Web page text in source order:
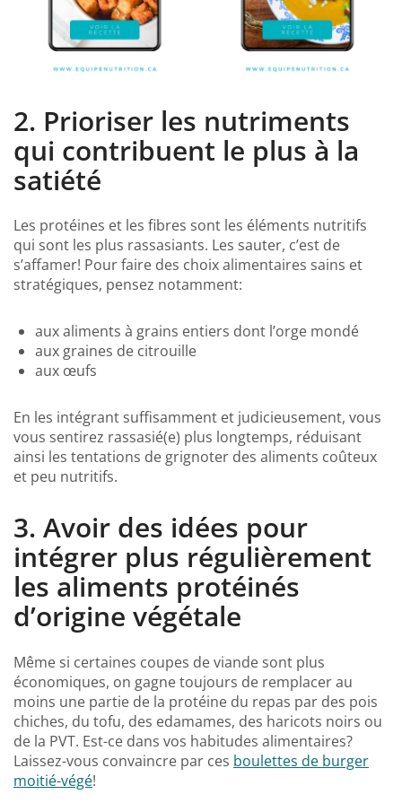
2. Prioriser les nutriments
qui contribuent le plus à la
satiété
Les protéines et les fibres sont les éléments nutritifs
qui sont les plus rassasiants. Les sauter, c’est de
s’affamer! Pour faire des choix alimentaires sains et
stratégiques, pensez notamment:
aux aliments à grains entiers dont l’orge mondé
aux graines de citrouille
aux œufs
En les intégrant suffisamment et judicieusement, vous
vous sentirez rassasié(e) plus longtemps, réduisant
ainsi les tentations de grignoter des aliments coûteux
et peu nutritifs.
3. Avoir des idées pour
intégrer plus régulièrement
les aliments protéinés
d’origine végétale
Même si certaines coupes de viande sont plus
économiques, on gagne toujours de remplacer au
moins une partie de la protéine du repas par des pois
chiches, du tofu, des edamames, des haricots noirs ou
de la PVT. Est-ce dans vos habitudes alimentaires?
Laissez-vous convaincre par ces boulettes de burger
moitié-végé!